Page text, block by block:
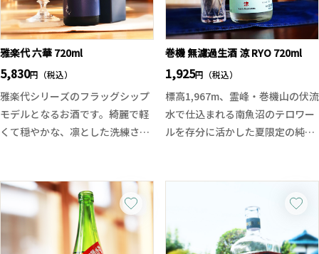
雅楽代 六華 720ml
5,830円（税込）
雅楽代シリーズのフラッグシップ
モデルとなるお酒です。綺麗で軽
くて穏やかな、凛とした洗練され
り、派手過ぎない品のある果実
香。透明感がありながらも、上質
なシルクのような旨味にもぎたて
果実のような甘味が加わり、クリ
巻機 無濾過生酒 涼 RYO 720ml
1,925円（税込）
標高1,967m、霊峰・巻機山の伏流
水で仕込まれる南魚沼のテロワー
ルを存分に活かした夏限定の純米
層を残すマイクロバブル洗米によ
り、繊細でありながらも芯のある
酒質に仕上げました。
メロンやバナナを思わせる果実の